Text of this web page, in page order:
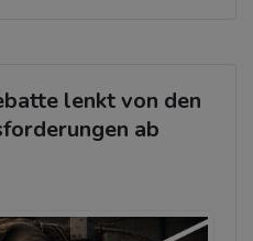
lenkt von den
ab